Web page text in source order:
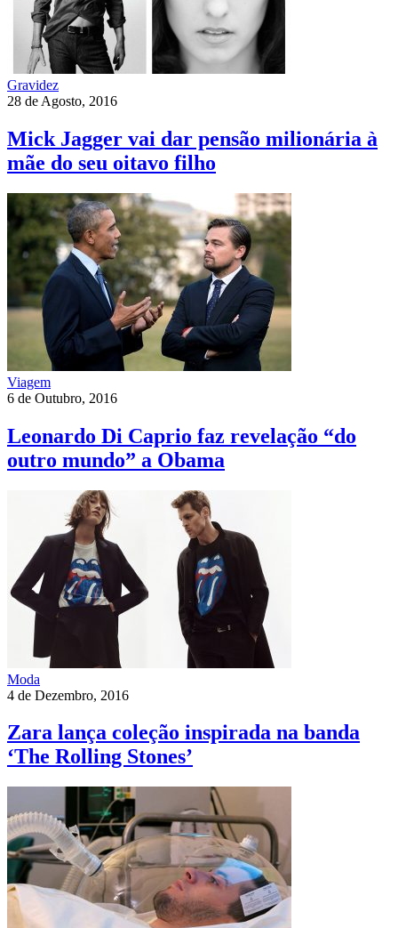
Gravidez
28 de Agosto, 2016
Mick Jagger vai dar pensão milionária à
mãe do seu oitavo filho
Viagem
6 de Outubro, 2016
Leonardo Di Caprio faz revelação “do
outro mundo” a Obama
Moda
4 de Dezembro, 2016
Zara lança coleção inspirada na banda
‘The Rolling Stones’